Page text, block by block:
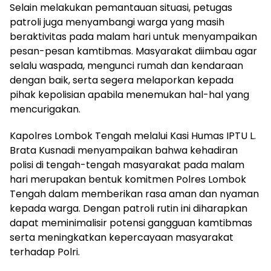
Selain melakukan pemantauan situasi, petugas
patroli juga menyambangi warga yang masih
beraktivitas pada malam hari untuk menyampaikan
pesan-pesan kamtibmas. Masyarakat diimbau agar
selalu waspada, mengunci rumah dan kendaraan
dengan baik, serta segera melaporkan kepada
pihak kepolisian apabila menemukan hal-hal yang
mencurigakan.
Kapolres Lombok Tengah melalui Kasi Humas IPTU L.
Brata Kusnadi menyampaikan bahwa kehadiran
polisi di tengah-tengah masyarakat pada malam
hari merupakan bentuk komitmen Polres Lombok
Tengah dalam memberikan rasa aman dan nyaman
kepada warga. Dengan patroli rutin ini diharapkan
dapat meminimalisir potensi gangguan kamtibmas
serta meningkatkan kepercayaan masyarakat
terhadap Polri.